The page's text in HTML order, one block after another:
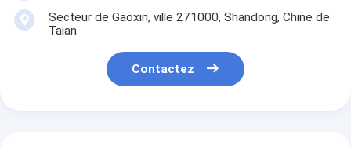
Secteur de Gaoxin, ville 271000, Shandong, Chine de
Taian
Contactez